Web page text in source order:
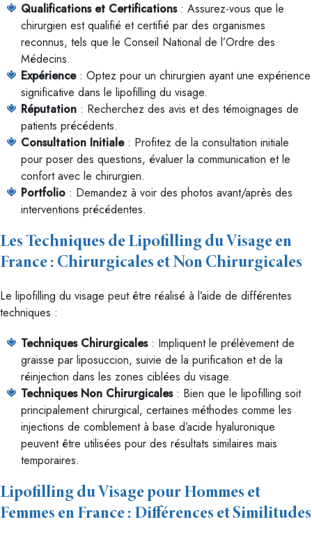
Qualifications et Certifications: Assurez-vous que le
chirurgien est qualifié et certifié par des organismes
reconnus, tels que le Conseil National de l’Ordre des
Médecins.
Expérience: Optez pour un chirurgien ayant une expérience
significative dans le lipofilling du visage.
Réputation : Recherchez des avis et des témoignages de
patients précédents.
Consultation Initiale: Profitez de la consultation initiale
pour poser des questions, évaluer la communication et le
confort avec le chirurgien.
Portfolio : Demandez à voir des photos avant/après des
interventions précédentes.
Les Techniques de Lipofilling du Visage en
France : Chirurgicales et Non Chirurgicales
Le lipofilling du visage peut être réalisé à l’aide de différentes
techniques :
Techniques Chirurgicales: Impliquent le prélèvement de
graisse par liposuccion, suivie de la purification et de la
réinjection dans les zones ciblées du visage.
Techniques Non Chirurgicales: Bien que le lipofilling soit
principalement chirurgical, certaines méthodes comme les
injections de comblement à base d’acide hyaluronique
peuvent être utilisées pour des résultats similaires mais
temporaires.
Lipofilling du Visage pour Hommes et
Femmes en France : Différences et Similitudes